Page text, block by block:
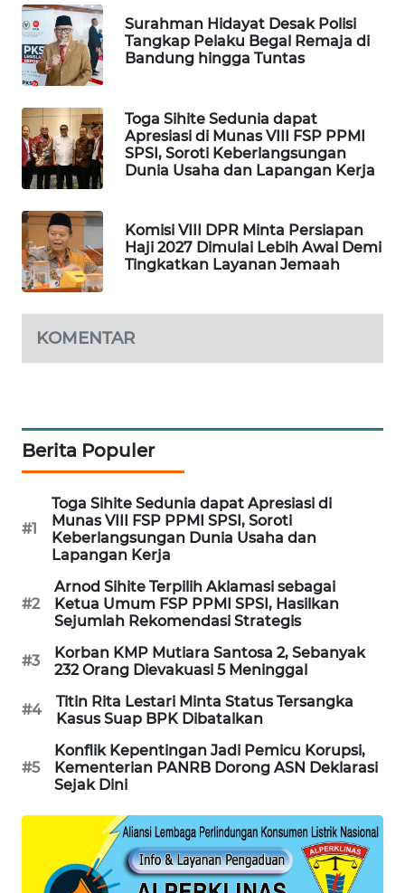
Surahman Hidayat Desak Polisi
Tangkap Pelaku Begal Remaja di
Bandung hingga Tuntas
Toga Sihite Sedunia dapat
Apresiasi di Munas VIII FSP PPMI
SPSI, Soroti Keberlangsungan
Dunia Usaha dan Lapangan Kerja
Komisi VIII DPR Minta Persiapan
Haji 2027 Dimulai Lebih Awal Demi
Tingkatkan Layanan Jemaah
KOMENTAR
Berita Populer
#1
Toga Sihite Sedunia dapat Apresiasi di
Munas VIII FSP PPMI SPSI, Soroti
Keberlangsungan Dunia Usaha dan
Lapangan Kerja
#2
Arnod Sihite Terpilih Aklamasi sebagai
Ketua Umum FSP PPMI SPSI, Hasilkan
Sejumlah Rekomendasi Strategis
#3
Korban KMP Mutiara Santosa 2, Sebanyak
232 Orang Dievakuasi 5 Meninggal
#4
Titin Rita Lestari Minta Status Tersangka
Kasus Suap BPK Dibatalkan
#5
Konflik Kepentingan Jadi Pemicu Korupsi,
Kementerian PANRB Dorong ASN Deklarasi
Sejak Dini
WAHANA
TRAVEL
WAHANA
TV
WAHANANEWS
ID
WAHANANEWS
CO ID
NET
WAHANA
UMKM
WAHANA
SELEB
WAHANA
PERSONA
WAHANA
OTOMOTIF
WAHANA
HEALTH
WAHANA
DESA
WISATA
LAPAK
WAHANA